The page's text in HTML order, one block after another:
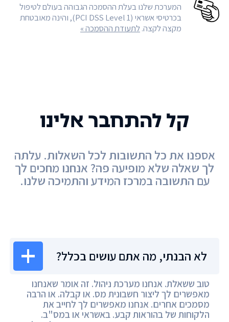
המערכת שלנו בעלת ההסמכה הגבוהה בעולם לטיפול
בכרטיסי אשראי (PCI DSS Level 1), והינה מאובטחת
מקצה לקצה.לתעודת ההסמכה »
לא הבנתי, מה אתם עושים בכלל?
טוב ששאלת. אנחנו מערכת ניהול. זה אומר שאנחנו
מאפשרים לך ליצור חשבונית מס. או קבלה. או הרבה
מסמכים אחרים. אנחנו מאפשרים לך לחייב את
הלקוחות של בהוראות קבע. באשראי או במס"ב.
קל להתחבר אלינו
אספנו את כל התשובות לכל השאלות. עלתה
לך שאלה שלא מופיעה פה? אנחנו מחכים לך
עם התשובה במרכז המידע והתמיכה שלנו.